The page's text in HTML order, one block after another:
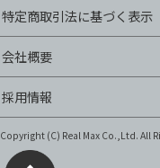
特定商取引法に基づく表示
会社概要
採用情報
Copyright (C) Real Max Co.,Ltd. All